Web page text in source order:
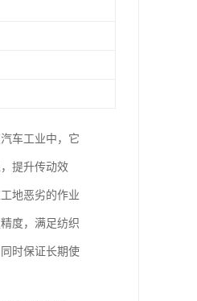
车工业中，它
提升传动效
地恶劣的作业
度，满足纺织
时保证长期使